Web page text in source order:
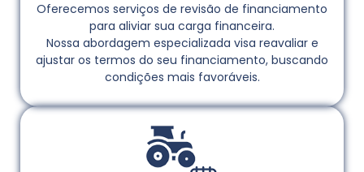
Oferecemos serviços de revisão de financiamento
para aliviar sua carga financeira.
Nossa abordagem especializada visa reavaliar e
ajustar os termos do seu financiamento, buscando
condições mais favoráveis.